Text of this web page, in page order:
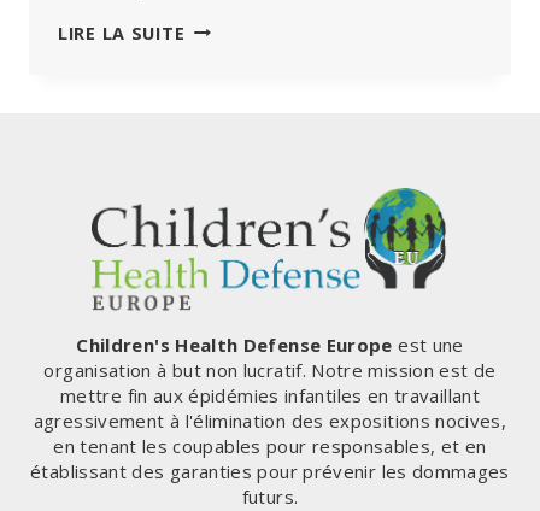
LIRE LA SUITE DÉCOUVERTE
CLIMATIQUES
DES
STATIONS
MÉTÉOROLOGIQUES
INEXISTANTES
FOURNISSENT
DES
DONNÉES
Children's Health Defense Europe est une
organisation à but non lucratif. Notre mission est de
mettre fin aux épidémies infantiles en travaillant
agressivement à l'élimination des expositions nocives,
en tenant les coupables pour responsables, et en
établissant des garanties pour prévenir les dommages
futurs.